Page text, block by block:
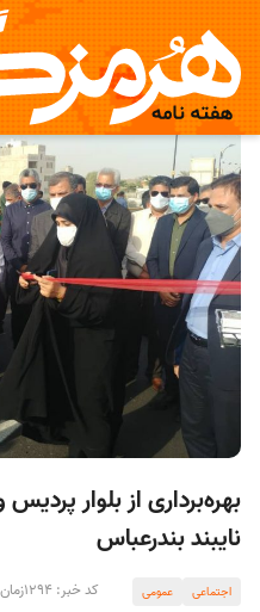
بهره‌برداری از بلوار
نایبند بندرعباس
اجتماعی عمومی کد خبر: 1294 زمان